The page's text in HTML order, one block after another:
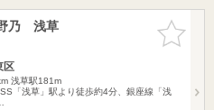
お気に入
りに追加
乃 浅草
区
浅草駅181m
「浅草」駅より徒歩約4分、銀座線「浅